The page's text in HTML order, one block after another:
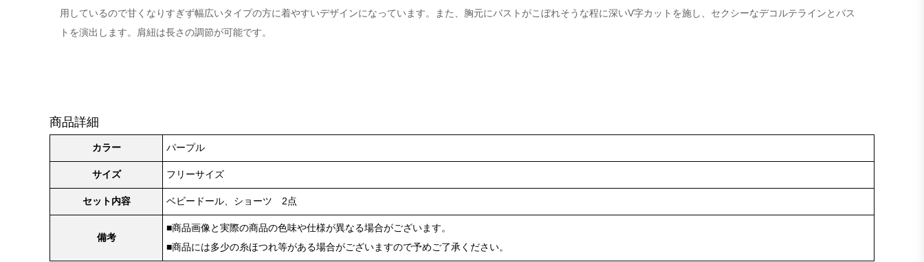
用しているので甘くなりすぎず幅広いタイプの方に着やすいデザインになっています。また、胸元にバストがこぼれそうな程に深いV字カットを施し、セクシーなデコルテラインとバス
トを演出します。肩紐は長さの調節が可能です。
商品詳細
カラー パープル
サイズ フリーサイズ
セット内容 ベビードール、ショーツ 2点
備考
■商品画像と実際の商品の色味や仕様が異なる場合がございます。
■商品には多少の糸ほつれ等がある場合がございますので予めご了承ください。